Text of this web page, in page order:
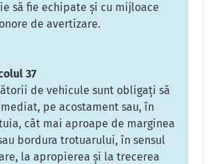
să fie echipate şi cu mijloace
de avertizare.
37
de vehicule sunt obligaţi să
pe acostament sau, în
cât mai aproape de marginea
bordura trotuarului, în sensul
la apropierea şi la trecerea